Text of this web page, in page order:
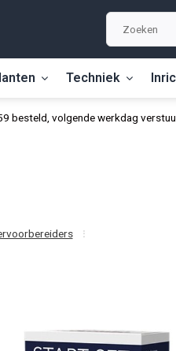
Techniek
besteld, volgende werkdag